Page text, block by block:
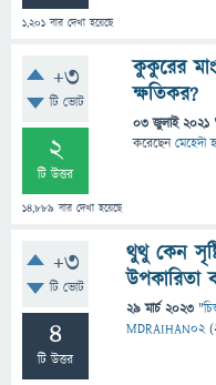
1,201 বার দেখা হয়েছে
+3
টি ভোট
2
টি উত্তর
14,889 বার দেখা হয়েছে
কুকুরের
ক্ষতিকর?
03 জুলাই 2021
করেছেনমেহেদী
+3
টি ভোট
4
টি উত্তর
থুথু কেন
উপকারিতা
29 মার্চ 2023 "
MDRAIHAN02 (